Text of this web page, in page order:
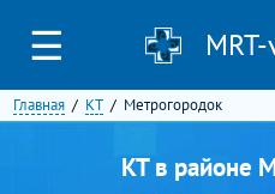
☰
Главная КТ Метрогородок
КТ в районе